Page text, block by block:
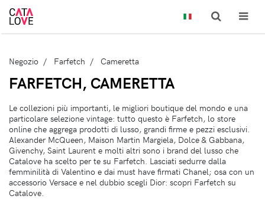
Negozio Farfetch Cameretta
FARFETCH, CAMERETTA
Le collezioni più importanti, le migliori boutique del mondo e una
particolare selezione vintage: tutto questo è Farfetch, lo store
online che aggrega prodotti di lusso, grandi firme e pezzi esclusivi.
Alexander McQueen, Maison Martin Margiela, Dolce & Gabbana,
Givenchy, Saint Laurent e molti altri sono i brand del lusso che
Catalove ha scelto per te su Farfetch. Lasciati sedurre dalla
femminilità di Valentino e dai must have firmati Chanel; osa con un
accessorio Versace e nel dubbio scegli Dior: scopri Farfetch su
Catalove.